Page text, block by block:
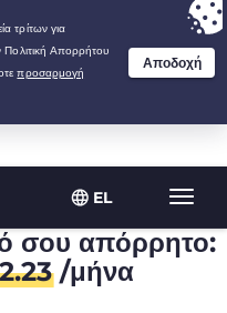
EL
years at $
σου απόρρητο:
/μήνα